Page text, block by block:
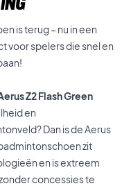
is terug – nu in een
voor spelers die snel en
Z2 Flash Green
en
Dan is de Aerus
zit
en is extreem
concessies te